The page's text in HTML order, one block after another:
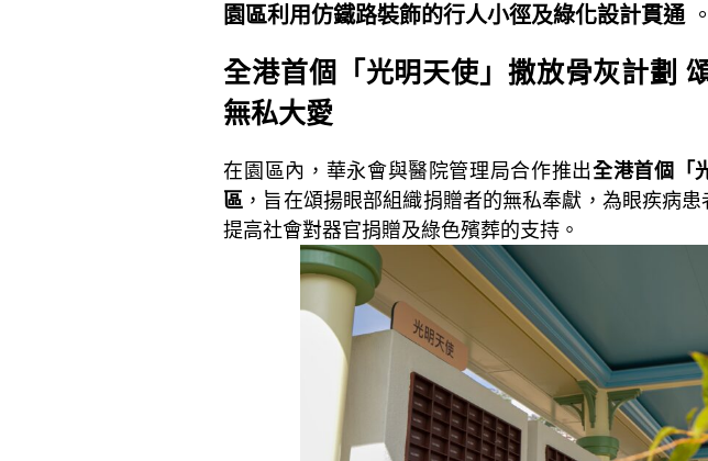
園區利用仿鐵路裝飾的行人小徑及綠化設計貫通 。
全港首個「光明天使」撒放骨灰計劃
無私大愛
在園區內，華永會與醫院管理局合作推出全港首個「
區 ，旨在頌揚眼部組織捐贈者的無私奉獻，為眼疾病
提高社會對器官捐贈及綠色殯葬的支持。